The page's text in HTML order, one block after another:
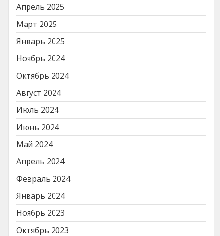
Апрель 2025
Март 2025
Январь 2025
Ноябрь 2024
Октябрь 2024
Август 2024
Июль 2024
Июнь 2024
Май 2024
Апрель 2024
Февраль 2024
Январь 2024
Ноябрь 2023
Октябрь 2023